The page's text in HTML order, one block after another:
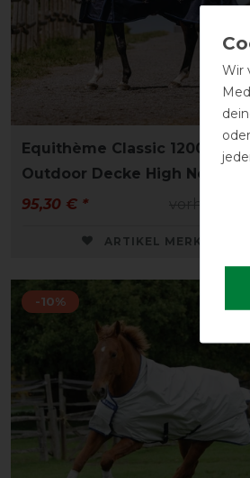
Equithème Classic 1200D
Outdoor Decke High Neck 0g
vorher
95,30 € *
ARTIKEL MERKEN
-10%
Wir